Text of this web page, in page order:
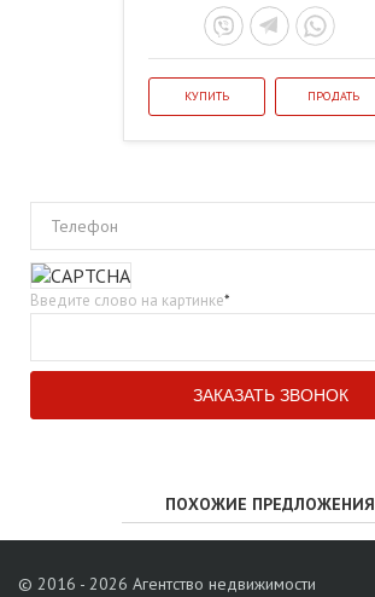
КУПИТЬ ПРОДАТЬ
Телефон
Введите слово на картинке*
ПОХОЖИЕ ПРЕДЛОЖЕНИЯ
© 2016 - 2026 Агентство недвижимости